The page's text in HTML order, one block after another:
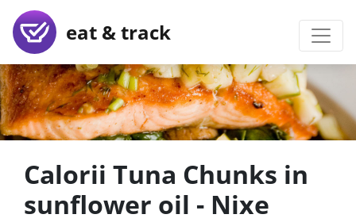
eat & track
Calorii Tuna Chunks in
sunflower oil - Nixe